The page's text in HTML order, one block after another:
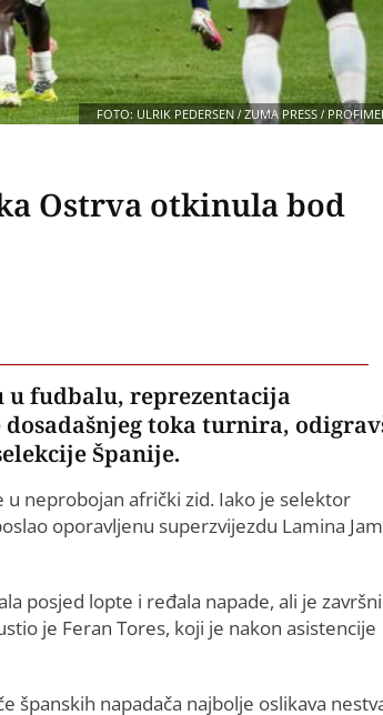
FOTO: ULRIK PEDERSEN / ZUMA PRESS /
Ostrva otkinula bod
u fudbalu, reprezentacija
toka turnira,
Španije.
neprobojan afrički zid. Iako je selektor
oporavljenu superzvijezdu Lamina
posjed lopte i ređala napade, ali je
je Feran Tores, koji je nakon asistencije
španskih napadača najbolje oslikava